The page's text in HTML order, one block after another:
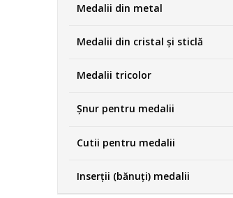
Medalii din metal
Medalii din cristal şi sticlă
Medalii tricolor
Şnur pentru medalii
Cutii pentru medalii
Inserţii (bănuţi) medalii